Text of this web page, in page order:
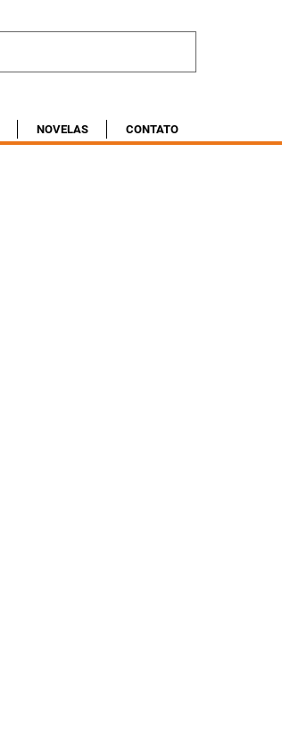
NOVELAS CONTATO